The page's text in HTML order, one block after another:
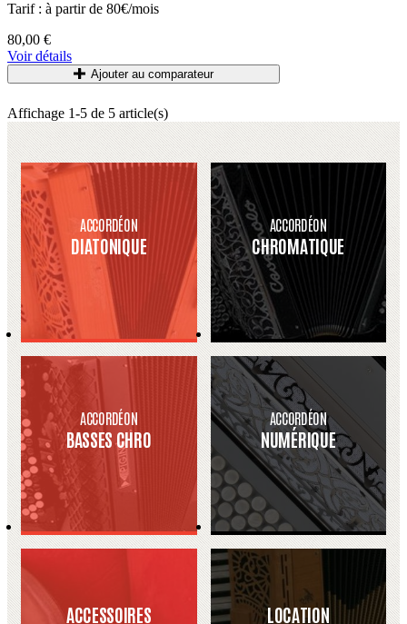
Tarif : à partir de 80€/mois
80,00 €
Voir détails
Ajouter au comparateur
Affichage 1-5 de 5 article(s)
ACCORDÉON
DIATONIQUE
ACCORDÉON
CHROMATIQUE
ACCORDÉON
BASSES CHRO
ACCORDÉON
NUMÉRIQUE
ACCESSOIRES LOCATION